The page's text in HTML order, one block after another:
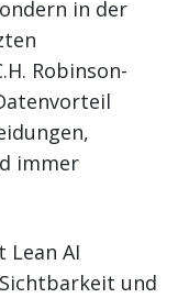
in der
Robinson-
immer
Lean AI
und